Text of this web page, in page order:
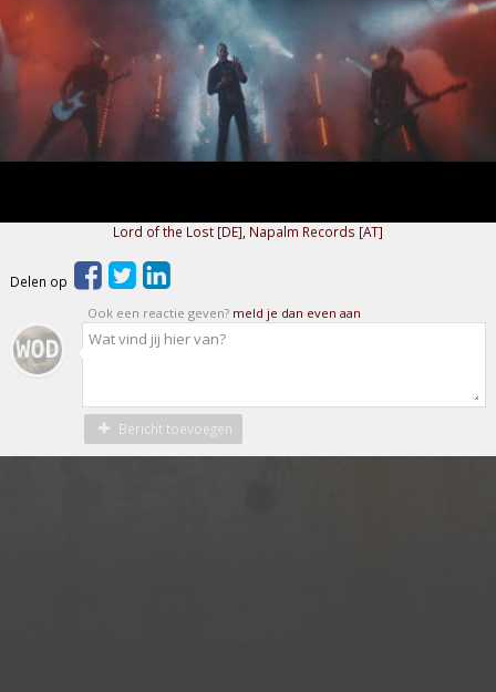
Lord of the Lost [DE] Napalm Records [AT]
Delen op
Ook een reactie geven? meld je dan even aan
Bericht toevoegen